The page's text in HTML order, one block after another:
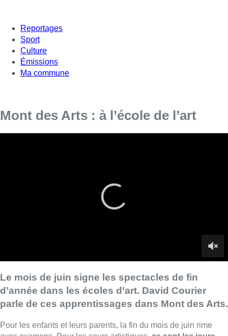
Reportages
Sport
Culture
Émissions
Ma commune
Mont des Arts : à l’école de l’art
Pour les enfants et leurs parents, la fin du mois de juin rime
avec examens. Pour les cours artistiques,
stressants et un peu euphoriques des spectacles de fin
. Pour se tenir devant vous sur des planches, pour
enfants, les ados (et parfois aussi les plus âgés) viennent pour
professeurs aussi.
et des écoles privées, c’estl’occasion presque unique dans
vocationset (plus pragmatiquement parlant)d’engranger de